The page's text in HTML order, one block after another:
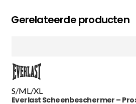
Gerelateerde producten
S/ML/XL
Everlast Scheenbeschermer –